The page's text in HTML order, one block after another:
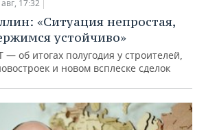
17:32
«Ситуация непростая,
устойчиво»
— об итогах полугодия у строителей,
и новом всплеске сделок